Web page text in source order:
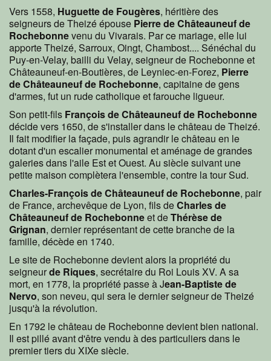
Vers 1558, Huguette de Fougères, héritière des
seigneurs de Theizé épouse Pierre de Châteauneuf de
Rochebonnevenu du Vivarais. Par ce mariage, elle lui
apporte Theizé, Sarroux, Oingt, Chambost.... Sénéchal du
Puy-en-Velay, bailli du Velay, seigneur de Rochebonne et
Châteauneuf-en-Boutières, de Leyniec-en-Forez, Pierre
de Châteauneuf de Rochebonne, capitaine de gens
d'armes, fut un rude catholique et farouche ligueur.
Son petit-fils François de Châteauneuf de Rochebonne
décide vers 1650, de s'installer dans le château de Theizé.
Il fait modifier la façade, puis agrandir le château en le
dotant d'un escalier monumental et aménage de grandes
galeries dans l'aile Est et Ouest. Au siècle suivant une
petite maison complètera l'ensemble, contre la tour Sud.
Charles-François de Châteauneuf de Rochebonne, pair
de France, archevêque de Lyon, fils deCharles de
Châteauneuf de Rochebonneet deThérèse de
Grignan, dernier représentant de cette branche de la
famille, décède en 1740.
Le site de Rochebonne devient alors la propriété du
seigneurde Riques, secrétaire du Roi Louis XV. A sa
mort, en 1778, la propriété passe à Jean-Baptiste de
Nervo, son neveu, qui sera le dernier seigneur de Theizé
jusqu'à la révolution.
En 1792 le château de Rochebonne devient bien national.
Il est pillé avant d'être vendu à des particuliers dans le
premier tiers du XIXe siècle.